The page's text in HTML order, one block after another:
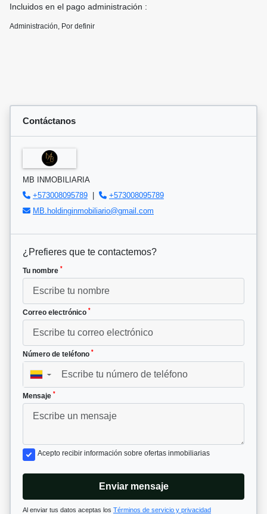
Incluidos en el pago administración :
Administración, Por definir
Contáctanos
MB INMOBILIARIA
+573008095789 |
+573008095789
MB.holdinginmobiliario@gmail.com
¿Prefieres que te contactemos?
Tu nombre *
Correo electrónico *
Número de teléfono *
▼
Mensaje *
Acepto recibir información sobre ofertas inmobiliarias
Enviar mensaje
Al enviar tus datos aceptas los Términos de servicio y privacidad